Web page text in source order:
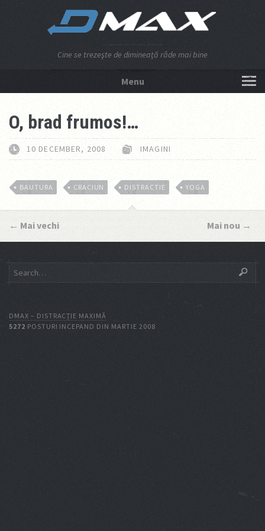
Cine se trezeşte de dimineaţă râde mai bine
Menu
O, brad frumos!…
10 DECEMBER, 2008 IMAGINI
BAUTURA CRACIUN DISTRACTIE YOGA
← Mai vechi Mai nou →
DMAX – DISTRACŢIE MAXIMĂ
5272 POSTURI INCEPAND DIN MARTIE 2008